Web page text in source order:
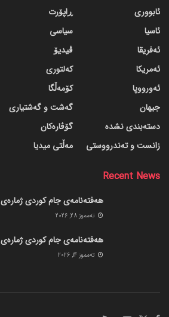
ئابووری
ئاسیا
ئەفریقا
ئەمریکا
ئەورووپا
جیهان
دسته‌بندی نشده
زانست و تەندرووستی
ڕاپۆرت
سیاسی
ڤیدیۆ
کەلتوری
کۆمەڵگا
گه‌شت و گه‌شتیاری
گۆڤاره‌کان
مەڵتی میدیا
Recent News
هەفتەنامەی جام کوردی ژمارەی 432
ته‌مموز 28, 2026
هەفتەنامەی جام کوردی ژمارەی 431
ته‌مموز 14, 2026